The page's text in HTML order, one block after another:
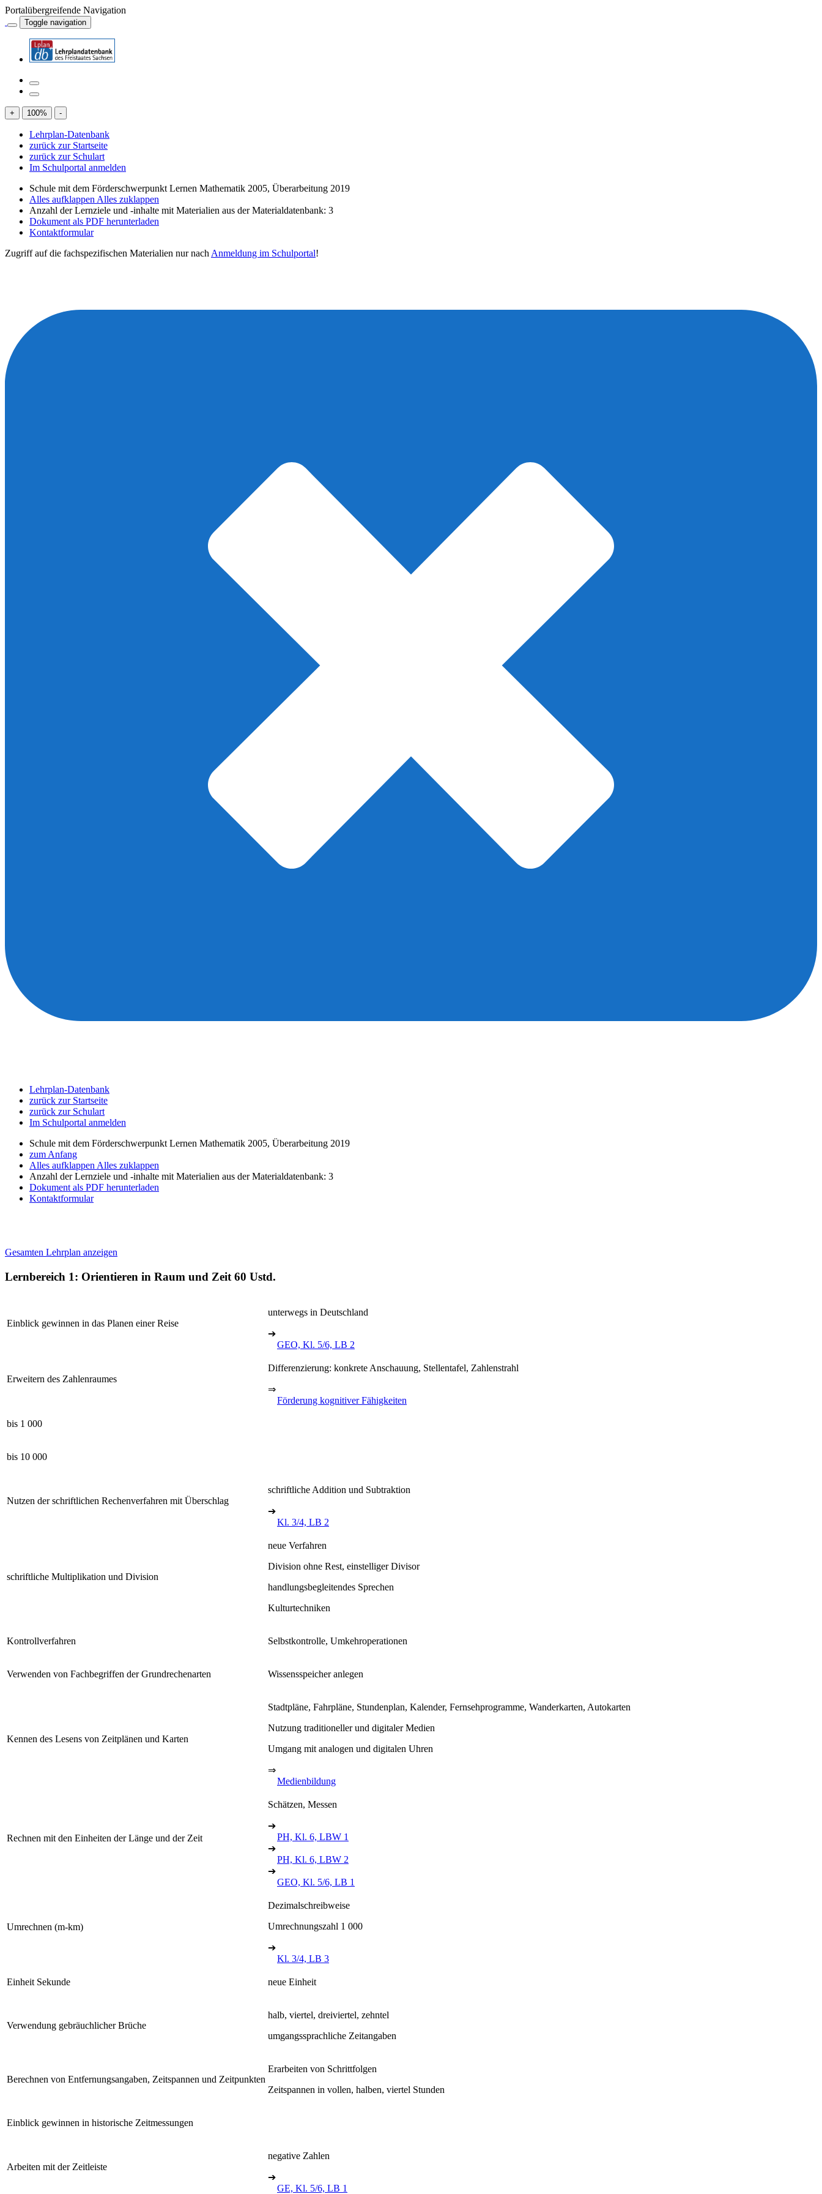
Portalübergreifende Navigation
Toggle navigation
+ 100% -
Lehrplan-Datenbank
zurück zur Startseite
zurück zur Schulart
Im Schulportal anmelden
Schule mit dem Förderschwerpunkt Lernen Mathematik 2005, Überarbeitung 2019
Alles aufklappen Alles zuklappen
Anzahl der Lernziele und -inhalte mit Materialien aus der Materialdatenbank: 3
Dokument als PDF herunterladen
Kontaktformular
Zugriff auf die fachspezifischen Materialien nur nach Anmeldung im Schulportal!
Lehrplan-Datenbank
zurück zur Startseite
zurück zur Schulart
Im Schulportal anmelden
Schule mit dem Förderschwerpunkt Lernen Mathematik 2005, Überarbeitung 2019
zum Anfang
Alles aufklappen Alles zuklappen
Anzahl der Lernziele und -inhalte mit Materialien aus der Materialdatenbank: 3
Dokument als PDF herunterladen
Kontaktformular
Gesamten Lehrplan anzeigen
Lernbereich 1: Orientieren in Raum und Zeit 60 Ustd.
Einblick gewinnen in das Planen einer Reise
unterwegs in Deutschland
➔
GEO, Kl. 5/6, LB 2
Erweitern des Zahlenraumes
Differenzierung: konkrete Anschauung, Stellentafel, Zahlenstrahl
⇒
Förderung kognitiver Fähigkeiten
bis 1 000
bis 10 000
Nutzen der schriftlichen Rechenverfahren mit Überschlag
schriftliche Addition und Subtraktion
➔
Kl. 3/4, LB 2
schriftliche Multiplikation und Division
neue Verfahren
Division ohne Rest, einstelliger Divisor
handlungsbegleitendes Sprechen
Kulturtechniken
Kontrollverfahren Selbstkontrolle, Umkehroperationen
Verwenden von Fachbegriffen der Grundrechenarten Wissensspeicher anlegen
Kennen des Lesens von Zeitplänen und Karten
Stadtpläne, Fahrpläne, Stundenplan, Kalender, Fernsehprogramme, Wanderkarten, Autokarten
Nutzung traditioneller und digitaler Medien
Umgang mit analogen und digitalen Uhren
⇒
Medienbildung
Rechnen mit den Einheiten der Länge und der Zeit
Schätzen, Messen
➔
PH, Kl. 6, LBW 1
➔
PH, Kl. 6, LBW 2
➔
GEO, Kl. 5/6, LB 1
Umrechnen (m-km)
Dezimalschreibweise
Umrechnungszahl 1 000
➔
Kl. 3/4, LB 3
Einheit Sekunde neue Einheit
Verwendung gebräuchlicher Brüche
halb, viertel, dreiviertel, zehntel
umgangssprachliche Zeitangaben
Berechnen von Entfernungsangaben, Zeitspannen und Zeitpunkten
Erarbeiten von Schrittfolgen
Zeitspannen in vollen, halben, viertel Stunden
Einblick gewinnen in historische Zeitmessungen
Arbeiten mit der Zeitleiste
negative Zahlen
➔
GE, Kl. 5/6, LB 1